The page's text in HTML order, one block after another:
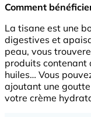
Comment
La tisane est une
digestives et
peau, vous
produits contenant
huiles… Vous
ajoutant une
votre crème